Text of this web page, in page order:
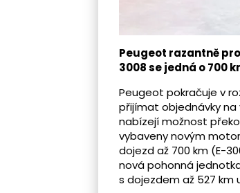
Peugeot razantně
3008 se jedná o 700
Peugeot pokračuje v
přijímat objednávky na
nabízejí možnost
vybaveny novým
dojezd až 700 km (E-
nová pohonná
s dojezdem až 527 km